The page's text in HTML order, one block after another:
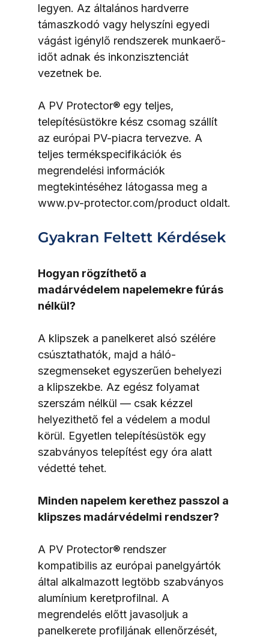
legyen. Az általános hardverre
támaszkodó vagy helyszíni egyedi
vágást igénylő rendszerek munkaerő-
időt adnak és inkonzisztenciát
vezetnek be.
A PV Protector® egy teljes,
telepítésüstökre kész csomag szállít
az európai PV-piacra tervezve. A
teljes termékspecifikációk és
megrendelési információk
megtekintéséhez látogassa meg a
www.pv-protector.com/product oldalt.
Gyakran Feltett Kérdések
Hogyan rögzíthető a
madárvédelem napelemekre fúrás
nélkül?
A klipszek a panelkeret alsó szélére
csúsztathatók, majd a háló-
szegmenseket egyszerűen behelyezi
a klipszekbe. Az egész folyamat
szerszám nélkül — csak kézzel
helyezithető fel a védelem a modul
körül. Egyetlen telepítésüstök egy
szabványos telepítést egy óra alatt
védetté tehet.
Minden napelem kerethez passzol a
klipszes madárvédelmi rendszer?
A PV Protector® rendszer
kompatibilis az európai panelgyártók
által alkalmazott legtöbb szabványos
alumínium keretprofilnal. A
megrendelés előtt javasoljuk a
panelkerete profiljának ellenőrzését,